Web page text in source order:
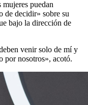
puedan
de decidir» sobre su
bajo la dirección de
venir solo de mí y
por nosotros», acotó.